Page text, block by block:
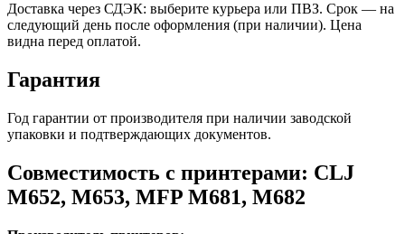
Доставка через СДЭК: выберите курьера или ПВЗ. Срок — на
следующий день после оформления (при наличии). Цена
видна перед оплатой.
Гарантия
Год гарантии от производителя при наличии заводской
упаковки и подтверждающих документов.
Совместимость с принтерами: CLJ
M652, M653, MFP M681, M682